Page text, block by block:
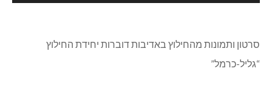
סרטון ותמונות מהחילוץ באדיבות דוברות יחידת החילוץ
“גליל-כרמל”